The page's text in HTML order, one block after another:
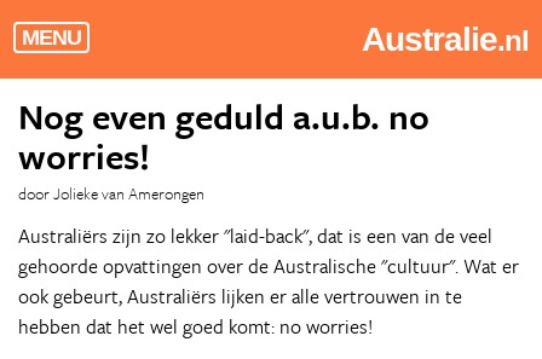
MENU Australie.nl
Nog even geduld a.u.b. no
worries!
door Jolieke van Amerongen
Australiërs zijn zo lekker "laid-back", dat is een van de veel
gehoorde opvattingen over de Australische "cultuur". Wat er
ook gebeurt, Australiërs lijken er alle vertrouwen in te
hebben dat het wel goed komt: no worries!